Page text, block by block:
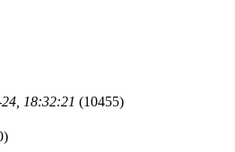
18:32:21 (10455)